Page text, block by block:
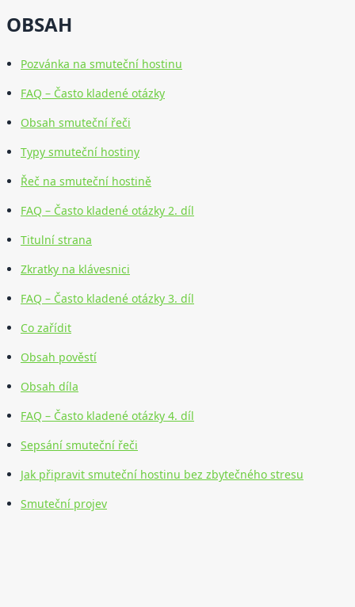
OBSAH
Pozvánka na smuteční hostinu
FAQ – Často kladené otázky
Obsah smuteční řeči
Typy smuteční hostiny
Řeč na smuteční hostině
FAQ – Často kladené otázky 2. díl
Titulní strana
Zkratky na klávesnici
FAQ – Často kladené otázky 3. díl
Co zařídit
Obsah pověstí
Obsah díla
FAQ – Často kladené otázky 4. díl
Sepsání smuteční řeči
Jak připravit smuteční hostinu bez zbytečného stresu
Smuteční projev